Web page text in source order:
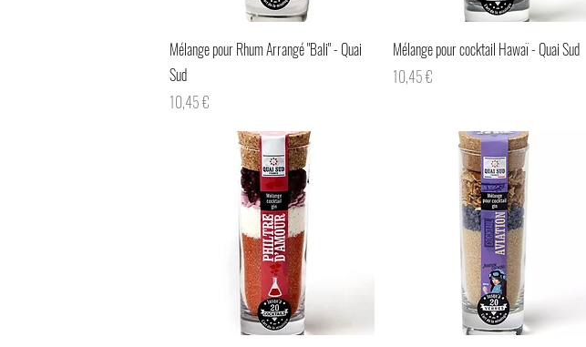
Aperçu rapide
Mélange pour Rhum Arrangé "Bali" - Quai
Sud
Prix
10,45 €
Aperçu rapide
Mélange pour cocktail Hawaï - Quai Sud
Prix
10,45 €